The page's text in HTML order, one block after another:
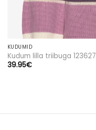
KUDUMID
Kudum lilla triibuga 123627
39.95€